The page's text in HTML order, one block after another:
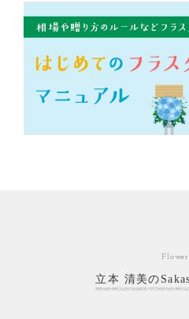
立本 清美の